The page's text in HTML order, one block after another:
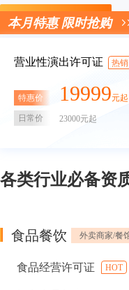
立即咨询
本月特惠 限时抢购
营业性演出许可证 热销
特惠价 19999元起
日常价 23000元起
各类行业必备资
食品餐饮 外卖商家/餐
食品经营许可证 HOT